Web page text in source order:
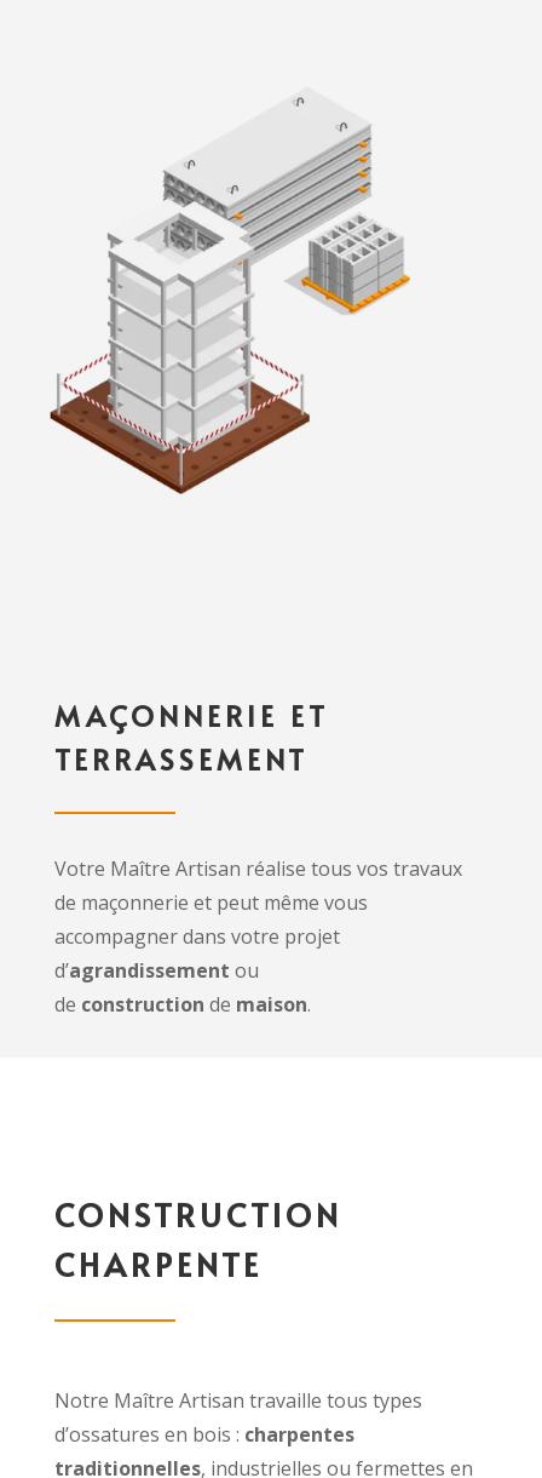
MAÇONNERIE ET
TERRASSEMENT
Votre Maître Artisan réalise tous vos travaux
de maçonnerie et peut même vous
accompagner dans votre projet
d’agrandissement ou
de construction de maison.
CONSTRUCTION
CHARPENTE
Notre Maître Artisan travaille tous types
d’ossatures en bois : charpentes
traditionnelles, industrielles ou fermettes en